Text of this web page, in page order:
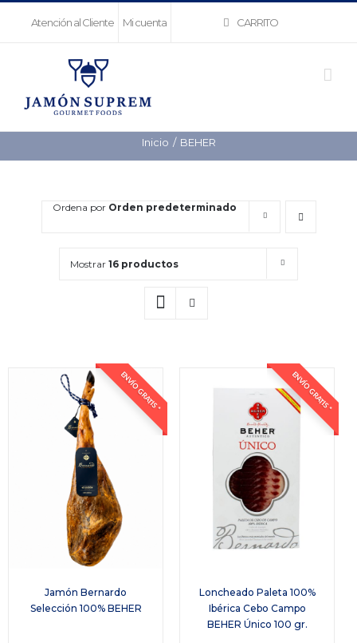
Atención al Cliente Mi cuenta CARRITO
Inicio BEHER
Ordena por Orden predeterminado
Mostrar 16 productos
ENVÍO GRATIS *
Jamón Bernardo
Selección 100% BEHER
ENVÍO GRATIS *
Loncheado Paleta 100%
Ibérica Cebo Campo
BEHER Único 100 gr.